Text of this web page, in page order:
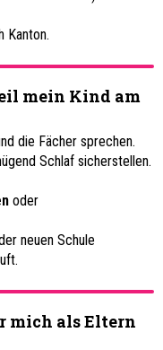
Kanton.
mein Kind am
die Fächer sprechen.
Schlaf sicherstellen.
oder
neuen Schule
mich als Eltern